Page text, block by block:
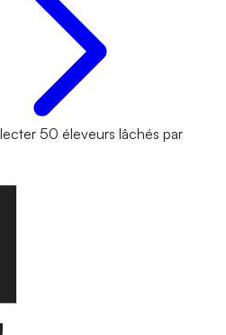
50 éleveurs lâchés par